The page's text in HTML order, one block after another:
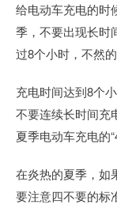
给电动车充电的时
季，不要出现长时
过8个小时，不然
充电时间达到8个
不要连续长时间充
夏季电动车充电的
在炎热的夏季，如
要注意四不要的标